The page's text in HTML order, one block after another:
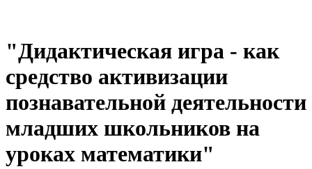
"Дидактическая игра - как
средство активизации
познавательной деятельности
младших школьников на
уроках математики"